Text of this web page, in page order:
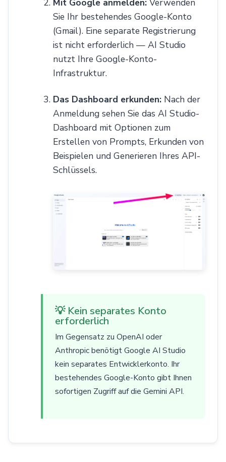
Mit Google anmelden: Verwenden
Sie Ihr bestehendes Google-Konto
(Gmail). Eine separate Registrierung
ist nicht erforderlich — AI Studio
nutzt Ihre Google-Konto-
Infrastruktur.
Das Dashboard erkunden: Nach der
Anmeldung sehen Sie das AI Studio-
Dashboard mit Optionen zum
Erstellen von Prompts, Erkunden von
Beispielen und Generieren Ihres API-
Schlüssels.
💡 Kein separates Konto
erforderlich
Im Gegensatz zu OpenAI oder
Anthropic benötigt Google AI Studio
kein separates Entwicklerkonto. Ihr
bestehendes Google-Konto gibt Ihnen
sofortigen Zugriff auf die Gemini API.